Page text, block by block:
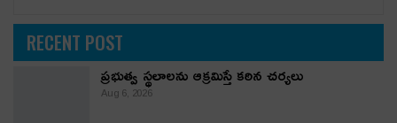
RECENT POST
ప్రభుత్వ స్థలాలను ఆక్రమిస్తే కఠిన చర్యలు
Aug 6, 2026